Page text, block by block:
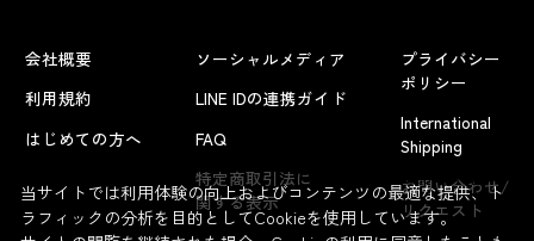
よくあるお問い合わせ
会社概要
利用規約
はじめての方へ
ソーシャルメディア
LINE IDの連携ガイド
FAQ
特定商取引法に
関する表示
プライバシー
ポリシー
International
Shipping
お問い合わせ/
リクエスト
当サイトでは利用体験の向上およびコンテンツの最適な提供、ト
ラフィックの分析を目的としてCookieを使用しています。